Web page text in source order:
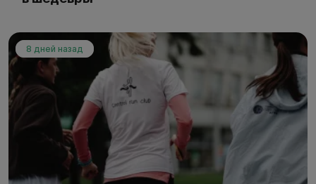
8 дней назад